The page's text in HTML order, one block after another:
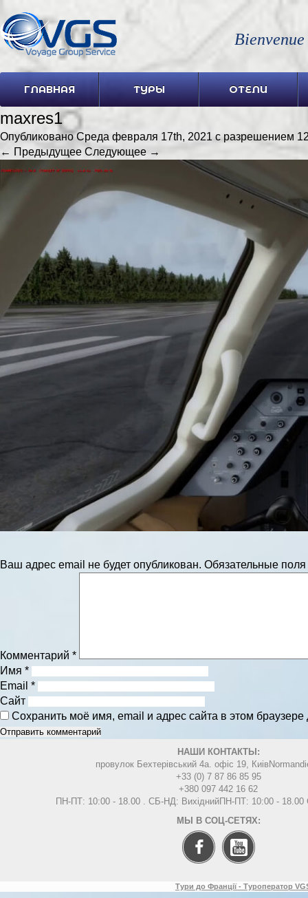
ГЛАВНАЯ ТУРЫ ОТЕЛИ
maxres1
ОпубликованоСреда февраля 17th, 2021с разрешением
← Предыдущее Следующее →
Ваш адрес email не будет опубликован. Обязательные
Комментарий *
Имя *
Email *
Сайт
Сохранить моё имя, email и адрес сайта в этом
НАШИ КОНТАКТЫ:
провулок Бехтерівський 4а. офіс 19, Киів
+33 (0) 7 87 86 85 95
+380 097 442 16 62
ПН-ПТ: 10:00 - 18.00 . СБ-НД: ВихіднийПН-ПТ: 10:00 -
МЫ В СОЦ-СЕТЯХ:
Тури до Франції - Туроператор